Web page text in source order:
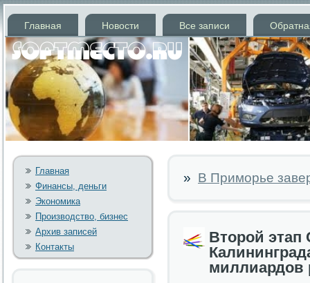
Главная Новости Все записи
Главная
Финансы, деньги
Экономика
Производство, бизнес
Архив записей
Контакты
» В Приморье
Второй этап
миллиардов